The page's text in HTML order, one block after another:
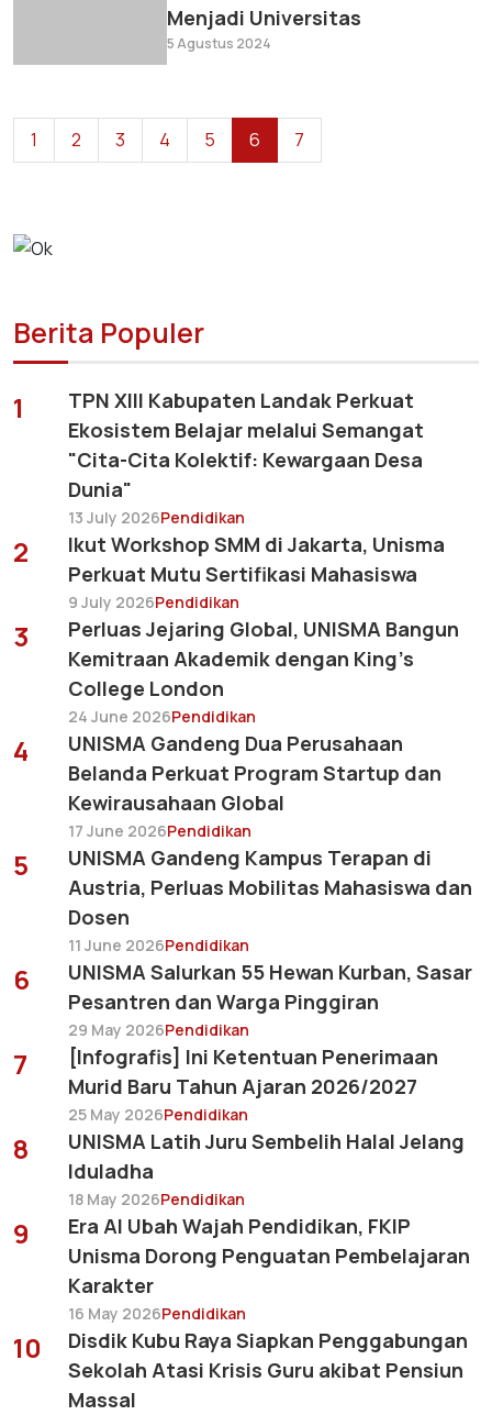
Menjadi Universitas
5 Agustus 2024
1 2 3 4 5 6 7
Berita Populer
1
TPN XIII Kabupaten Landak Perkuat
Ekosistem Belajar melalui Semangat
"Cita-Cita Kolektif: Kewargaan Desa
Dunia"
13 July 2026Pendidikan
2
Ikut Workshop SMM di Jakarta, Unisma
Perkuat Mutu Sertifikasi Mahasiswa
9 July 2026Pendidikan
3
Perluas Jejaring Global, UNISMA Bangun
Kemitraan Akademik dengan King's
College London
24 June 2026Pendidikan
4
UNISMA Gandeng Dua Perusahaan
Belanda Perkuat Program Startup dan
Kewirausahaan Global
17 June 2026Pendidikan
5
UNISMA Gandeng Kampus Terapan di
Austria, Perluas Mobilitas Mahasiswa dan
Dosen
11 June 2026Pendidikan
6
UNISMA Salurkan 55 Hewan Kurban, Sasar
Pesantren dan Warga Pinggiran
29 May 2026Pendidikan
7
[Infografis] Ini Ketentuan Penerimaan
Murid Baru Tahun Ajaran 2026/2027
25 May 2026Pendidikan
8
UNISMA Latih Juru Sembelih Halal Jelang
Iduladha
18 May 2026Pendidikan
9
Era AI Ubah Wajah Pendidikan, FKIP
Unisma Dorong Penguatan Pembelajaran
Karakter
16 May 2026Pendidikan
10
Disdik Kubu Raya Siapkan Penggabungan
Sekolah Atasi Krisis Guru akibat Pensiun
Massal